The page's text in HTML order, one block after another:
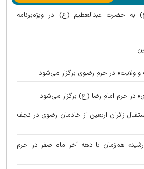
به حضرت عبدالعظیم (ع) در ویژه‌برنامه
و ولایت» در حرم رضوی برگزار می‌شود
در حرم امام رضا (ع) برگزار می‌شود
زائران اربعین از خادمان رضوی در نجف
هم‌زمان با دهه آخر ماه صفر در حرم